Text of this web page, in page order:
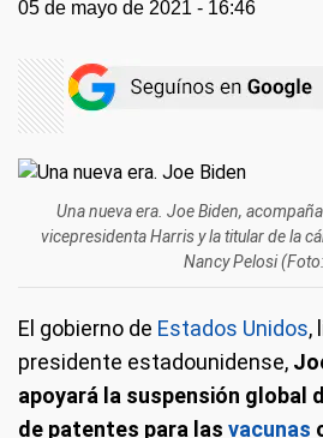
05 de mayo de 2021 - 16:46
Una nueva era. Joe Biden,
vicepresidenta Harris y la titular de la
Nancy Pelosi
El gobierno de Estados Unidos,
presidente estadounidense,
apoyará la suspensión global
de patentes para las vacunas